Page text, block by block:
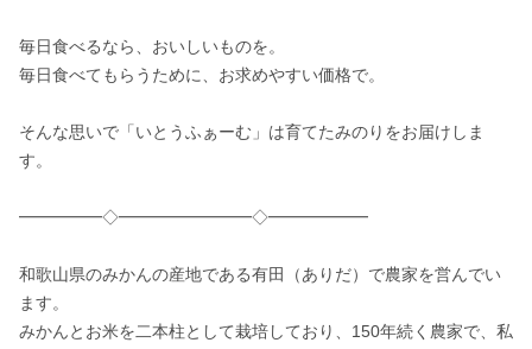
毎日食べるなら、おいしいものを。
毎日食べてもらうために、お求めやすい価格で。
そんな思いで「いとうふぁーむ」は育てたみのりをお届けしま
す。
━━━━━◇━━━━━━━━◇━━━━━━
和歌山県のみかんの産地である有田（ありだ）で農家を営んでい
ます。
みかんとお米を二本柱として栽培しており、150年続く農家で、私